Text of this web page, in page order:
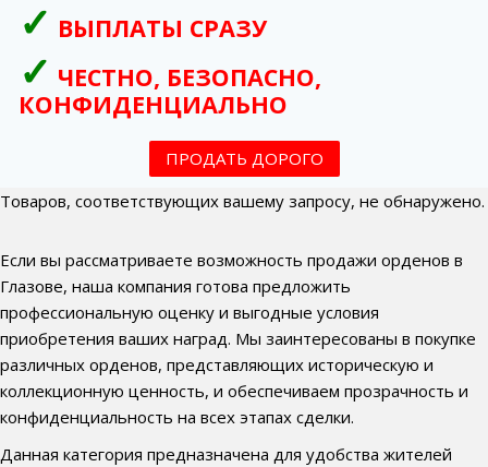
ВЫПЛАТЫ СРАЗУ
ЧЕСТНО, БЕЗОПАСНО,
КОНФИДЕНЦИАЛЬНО
ПРОДАТЬ ДОРОГО
Товаров, соответствующих вашему запросу, не обнаружено.
Если вы рассматриваете возможность продажи орденов в
Глазове, наша компания готова предложить
профессиональную оценку и выгодные условия
приобретения ваших наград. Мы заинтересованы в покупке
различных орденов, представляющих историческую и
коллекционную ценность, и обеспечиваем прозрачность и
конфиденциальность на всех этапах сделки.
Данная категория предназначена для удобства жителей